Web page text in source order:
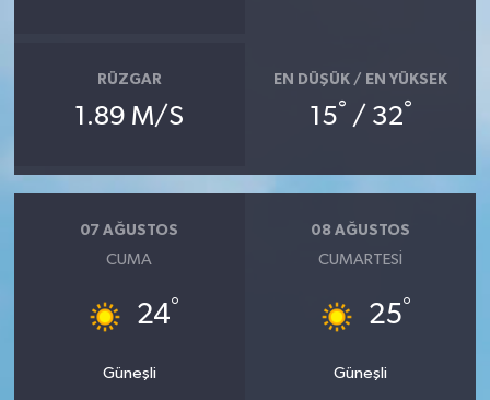
RÜZGAR
1.89 M/S
EN DÜŞÜK / EN YÜKSEK
15° / 32°
07 AĞUSTOS
CUMA
24°
Güneşli
08 AĞUSTOS
CUMARTESI
25°
Güneşli